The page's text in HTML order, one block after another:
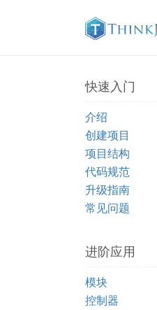
快速入门
介绍
创建项目
项目结构
代码规范
升级指南
常见问题
进阶应用
模块
控制器